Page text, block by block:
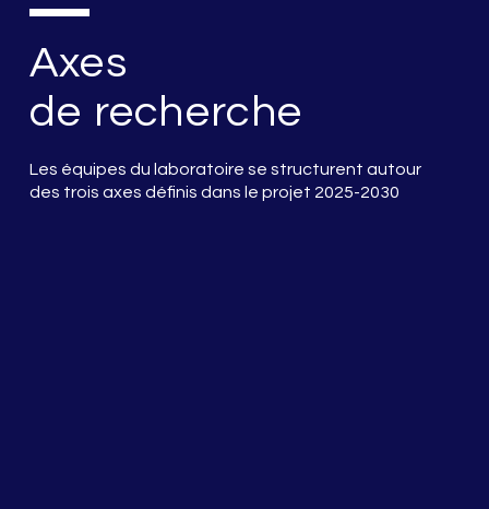
Axes
de recherche
Les équipes du laboratoire se structurent autour
des trois axes définis dans le projet 2025-2030